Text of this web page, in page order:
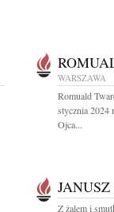
WARSZAWA
Romuald
stycznia 2024
Ojca...
Z żalem i